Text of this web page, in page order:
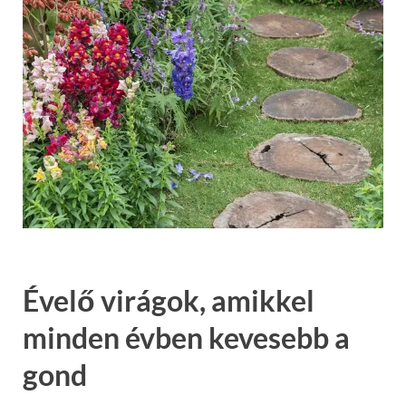
Évelő virágok, amikkel
minden évben kevesebb a
gond